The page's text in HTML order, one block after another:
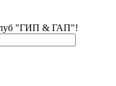
"ГИП & ГАП"!